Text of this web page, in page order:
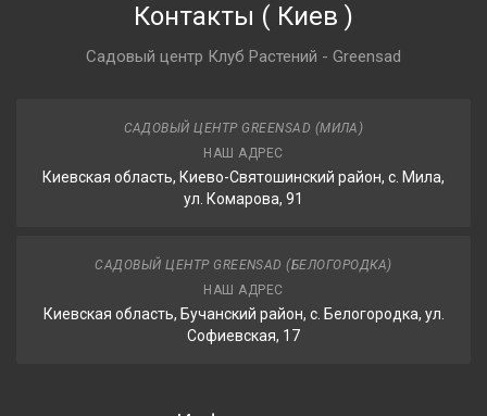
Контакты ( Киев )
Садовый центр Клуб Растений - Greensad
САДОВЫЙ ЦЕНТР GREENSAD (МИЛА)
НАШ АДРЕС
Киевская область, Киево-Святошинский район, с. Мила,
ул. Комарова, 91
САДОВЫЙ ЦЕНТР GREENSAD (БЕЛОГОРОДКА)
НАШ АДРЕС
Киевская область, Бучанский район, с. Белогородка, ул.
Софиевская, 17